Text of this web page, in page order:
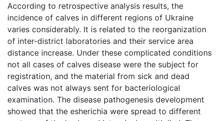
According to retrospective analysis results, the
incidence of calves in different regions of Ukraine
varies considerably. It is related to the reorganization
of inter-district laboratories and their service area
distance increase. Under these complicated conditions
not all cases of calves disease were the subject for
registration, and the material from sick and dead
calves was not always sent for bacteriological
examination. The disease pathogenesis development
showed that the esherichia were spread to different